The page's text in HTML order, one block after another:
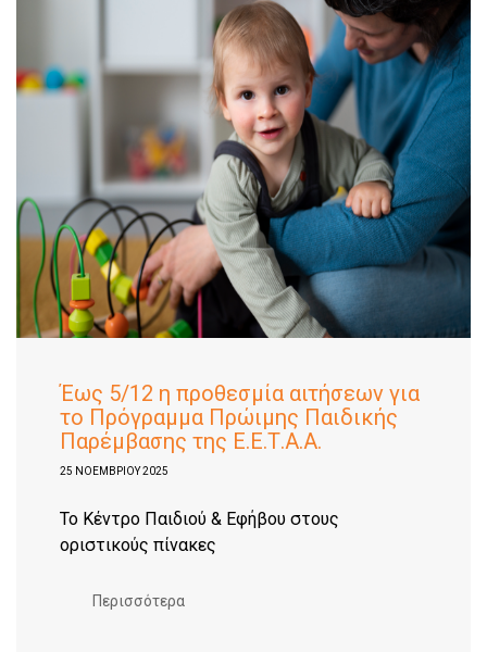
Έως 5/12 η προθεσμία αιτήσεων για
το Πρόγραμμα Πρώιμης Παιδικής
Παρέμβασης της Ε.Ε.Τ.Α.Α.
25 ΝΟΕΜΒΡΊΟΥ 2025
Το Κέντρο Παιδιού & Εφήβου στους
οριστικούς πίνακες
Περισσότερα